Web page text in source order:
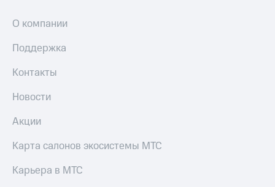
О компании
Поддержка
Контакты
Новости
Акции
Карта салонов экосистемы МТС
Карьера в МТС